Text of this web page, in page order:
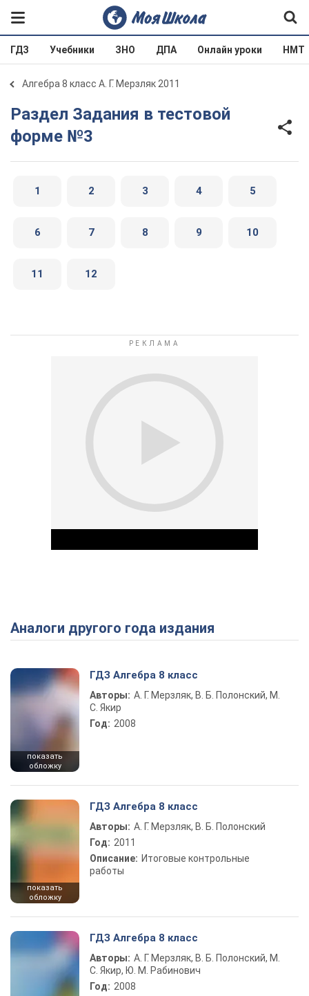
ГДЗ Учебники ЗНО ДПА Онлайн уроки НМТ
Алгебра 8 класс А. Г. Мерзляк 2011
Раздел Задания в тестовой
форме №3
1 2 3 4 5
6 7 8 9 10
11 12
Play Video
Аналоги другого года издания
показать
обложку
ГДЗ Алгебра 8 класс
Авторы: А. Г. Мерзляк, В. Б. Полонский, М.
С. Якир
Год: 2008
показать
обложку
ГДЗ Алгебра 8 класс
Авторы: А. Г. Мерзляк, В. Б. Полонский
Год: 2011
Описание: Итоговые контрольные
работы
ГДЗ Алгебра 8 класс
Авторы: А. Г. Мерзляк, В. Б. Полонский, М.
С. Якир, Ю. М. Рабинович
Год: 2008